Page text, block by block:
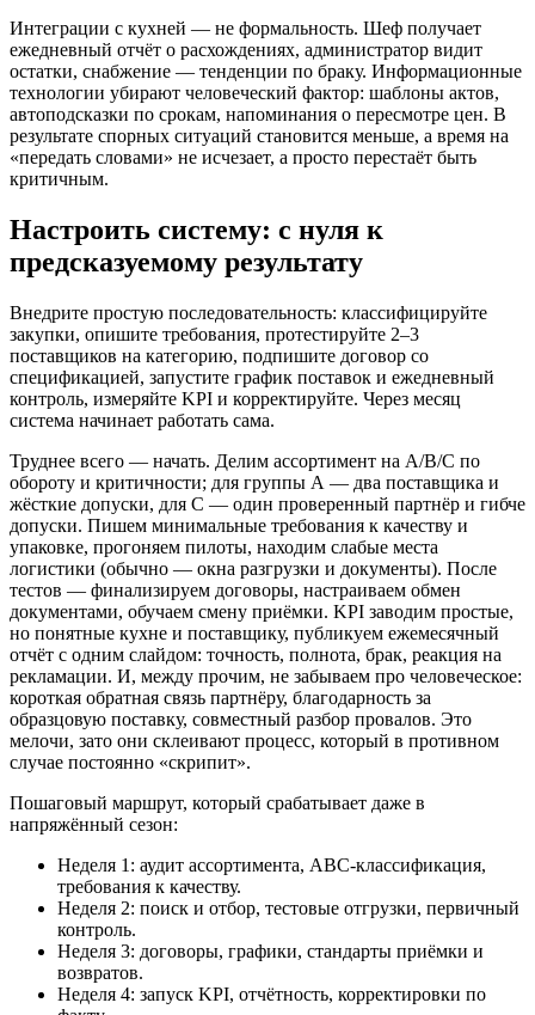
Интеграции с кухней — не формальность. Шеф получает
ежедневный отчёт о расхождениях, администратор видит
остатки, снабжение — тенденции по браку. Информационные
технологии убирают человеческий фактор: шаблоны актов,
автоподсказки по срокам, напоминания о пересмотре цен. В
результате спорных ситуаций становится меньше, а время на
«передать словами» не исчезает, а просто перестаёт быть
критичным.
Настроить систему: с нуля к
предсказуемому результату
Внедрите простую последовательность: классифицируйте
закупки, опишите требования, протестируйте 2–3
поставщиков на категорию, подпишите договор со
спецификацией, запустите график поставок и ежедневный
контроль, измеряйте KPI и корректируйте. Через месяц
система начинает работать сама.
Труднее всего — начать. Делим ассортимент на А/В/С по
обороту и критичности; для группы А — два поставщика и
жёсткие допуски, для С — один проверенный партнёр и гибче
допуски. Пишем минимальные требования к качеству и
упаковке, прогоняем пилоты, находим слабые места
логистики (обычно — окна разгрузки и документы). После
тестов — финализируем договоры, настраиваем обмен
документами, обучаем смену приёмки. KPI заводим простые,
но понятные кухне и поставщику, публикуем ежемесячный
отчёт с одним слайдом: точность, полнота, брак, реакция на
рекламации. И, между прочим, не забываем про человеческое:
короткая обратная связь партнёру, благодарность за
образцовую поставку, совместный разбор провалов. Это
мелочи, зато они склеивают процесс, который в противном
случае постоянно «скрипит».
Пошаговый маршрут, который срабатывает даже в
напряжённый сезон:
Неделя 1: аудит ассортимента, ABC-классификация,
требования к качеству.
Неделя 2: поиск и отбор, тестовые отгрузки, первичный
контроль.
Неделя 3: договоры, графики, стандарты приёмки и
возвратов.
Неделя 4: запуск KPI, отчётность, корректировки по